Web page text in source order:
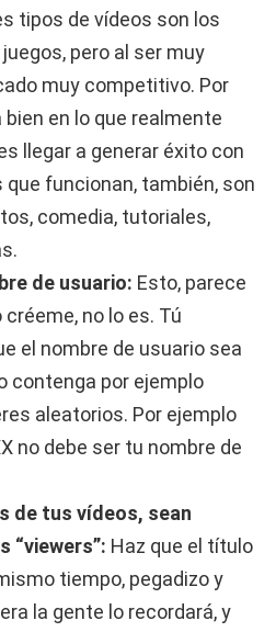
tipos de vídeos son los
pero al ser muy
muy competitivo. Por
bien en lo que realmente
llegar a generar éxito con
que funcionan, también, son
comedia, tutoriales,
de usuario: Esto, parece
no lo es. Tú
el nombre de usuario sea
contenga por ejemplo
aleatorios. Por ejemplo
no debe ser tu nombre de
de tus vídeos, sean
“viewers”: Haz que el título
tiempo, pegadizo y
la gente lo recordará, y